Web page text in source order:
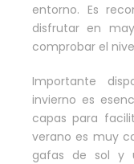
entorno. Es
disfrutar en
comprobar el
Importante
invierno es
capas para
verano es muy
gafas de sol y